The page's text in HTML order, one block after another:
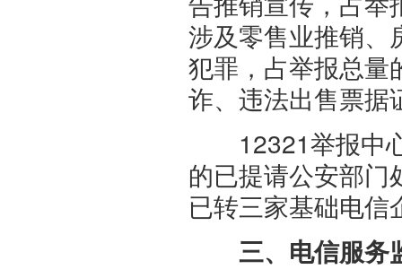
涉及零售业推销、
犯罪，占举报总量
诈、违法出售票据
12321举报中心
的已提请公安部
已转三家基础电信
三、电信服务